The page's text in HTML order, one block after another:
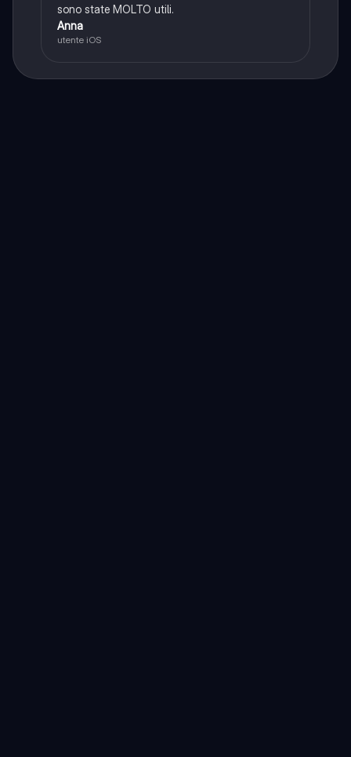
sono state MOLTO utili.
Anna
utente iOS